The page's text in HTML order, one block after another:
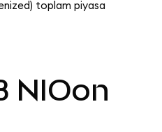
toplam piyasa
NIOon